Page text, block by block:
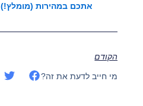
אתכם במהירות (מומלץ!)
הקודם
מי חייב לדעת את זה?